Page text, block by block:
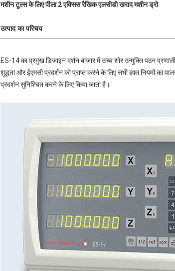
मशीन टूल्स के लिए पीला 2 एक्सिस रैखिक एलसीडी खराद मशीन ड्रो
उत्पाद का परिचय
ES-14 का प्रमुख डिजाइन दर्शन बाजार में उच्च शोर उन्मुक्ति पठन
शुद्धता और ईएमसी प्रदर्शन को प्राप्त करने के लिए सभी ज्ञात नियमों का
प्रदर्शन सुनिश्चित करने के लिए किया जाता है।